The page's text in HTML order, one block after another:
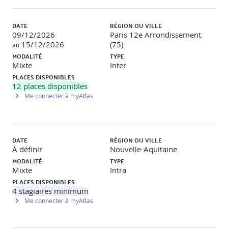
Osterwalder
Jour 2 – matinée
Définition de l’offre
Concept de marketing mix adapté aux éditeurs de
logiciels ou SaaS
Composantes de l’offre – Fonctionnalités, données et
Les canaux de vente : Vente directe, partenariats
commerciaux et partenariats technologiques
Le Go-To-Market
Processus de roadmap ; Roadmap marketing et
roadmap technique
Processus de relation client ; Rôle du CSM (Customer
Success Manager) – Qualité et satisfaction clients ; rôle
DATE
09/12/2026
au 15/12/2026
RÉGION OU VILLE
Paris 12e Arrondissement
(75)
MODALITÉ
Mixte
TYPE
Inter
PLACES DISPONIBLES
12 places disponibles
Me connecter à myAtlas
DATE
À définir
RÉGION OU VILLE
Nouvelle-Aquitaine
MODALITÉ
Mixte
TYPE
Intra
PLACES DISPONIBLES
4 stagiaires minimum
Me connecter à myAtlas